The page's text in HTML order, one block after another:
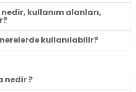
kullanım alanları,
kullanılabilir?
nedir ?